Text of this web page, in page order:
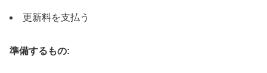
更新料を支払う
準備するもの: